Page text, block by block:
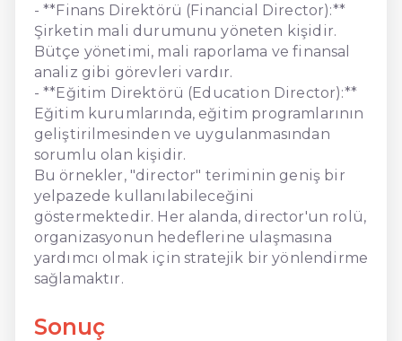
- **Finans Direktörü (Financial Director):**
Şirketin mali durumunu yöneten kişidir.
Bütçe yönetimi, mali raporlama ve finansal
analiz gibi görevleri vardır.
- **Eğitim Direktörü (Education Director):**
Eğitim kurumlarında, eğitim programlarının
geliştirilmesinden ve uygulanmasından
sorumlu olan kişidir.
Bu örnekler, "director" teriminin geniş bir
yelpazede kullanılabileceğini
göstermektedir. Her alanda, director'un rolü,
organizasyonun hedeflerine ulaşmasına
yardımcı olmak için stratejik bir yönlendirme
sağlamaktır.
Sonuç